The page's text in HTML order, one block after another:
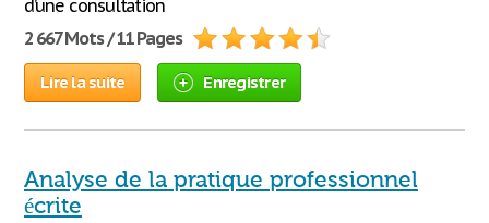
d’une consultation
2 667 Mots / 11 Pages
Lire la suite Enregistrer
Analyse de la pratique professionnel
écrite